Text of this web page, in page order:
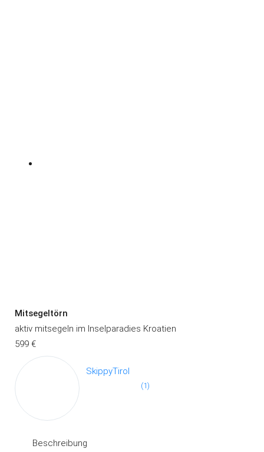
Mitsegeltörn
aktiv mitsegeln im Inselparadies Kroatien
599 €
SkippyTirol
(1)
Beschreibung